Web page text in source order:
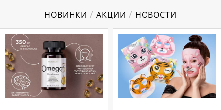
НОВИНКИ / АКЦИИ / НОВОСТИ